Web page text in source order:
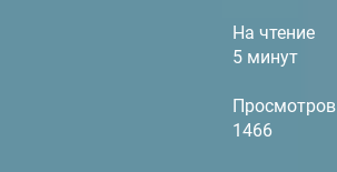
На чтение
5 минут
Просмотров
1466